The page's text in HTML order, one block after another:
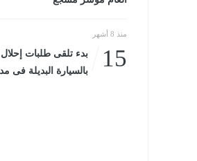
منذ 8 أشهر
15
بدء تلقى طلبات إحلال
بالسيارة البديلة فى مدينة 6